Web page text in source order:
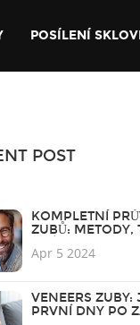
POSÍLENÍ
POST
KOMPLETNÍ
ZUBŮ: METODY,
Apr 5 2024
VENEERS
PRVNÍ DNY PO